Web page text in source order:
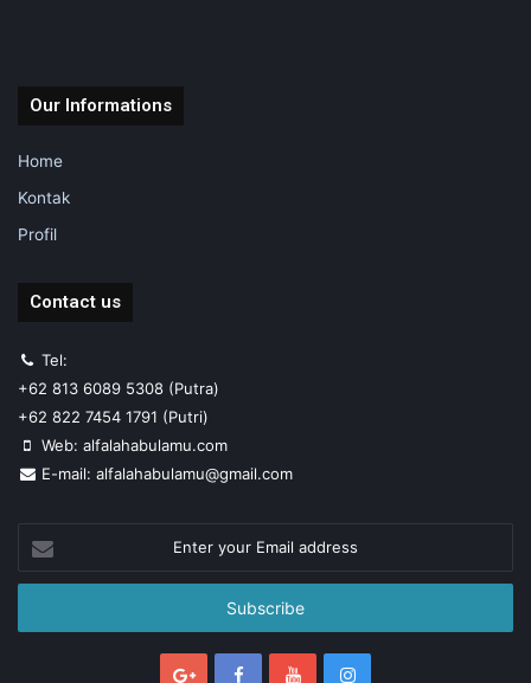
Our Informations
Home
Kontak
Profil
Contact us
Tel:
+62 813 6089 5308 (Putra)
+62 822 7454 1791 (Putri)
Web: alfalahabulamu.com
E-mail: alfalahabulamu@gmail.com
your
Email